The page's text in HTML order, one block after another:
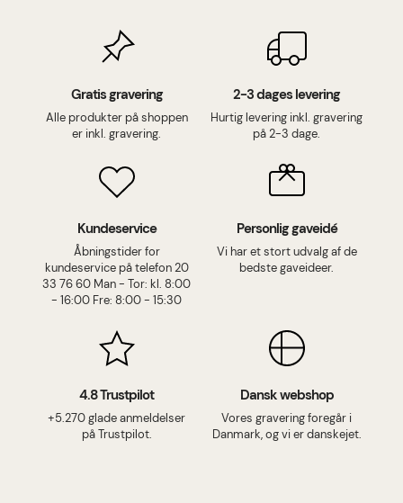
Gratis gravering
Alle produkter på shoppen
er inkl. gravering.
2-3 dages levering
Hurtig levering inkl. gravering
på 2-3 dage.
Kundeservice
Åbningstider for
kundeservice på telefon 20
33 76 60 Man - Tor: kl. 8:00
- 16:00 Fre: 8:00 - 15:30
Personlig gaveidé
Vi har et stort udvalg af de
bedste gaveideer.
4.8 Trustpilot
+5.270 glade anmeldelser
på Trustpilot.
Dansk webshop
Vores gravering foregår i
Danmark, og vi er danskejet.